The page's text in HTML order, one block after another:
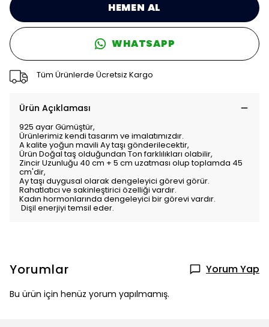
HEMEN AL
WHATSAPP
Tüm Ürünlerde Ücretsiz Kargo
Ürün Açıklaması
925 ayar Gümüştür,
Ürünlerimiz kendi tasarım ve imalatımızdır.
A kalite yoğun mavili Ay taşı gönderilecektir,
Ürün Doğal taş olduğundan Ton farklılıkları olabilir,
Zincir Uzunluğu 40 cm + 5 cm uzatması olup toplamda 45
cm'dir,
Ay taşı duygusal olarak dengeleyici görevi görür.
Rahatlatıcı ve sakinleştirici özelliği vardır.
Kadın hormonlarında dengeleyici bir görevi vardır.
Dişil enerjiyi temsil eder.
Yorumlar Yorum Yap
Bu ürün için henüz yorum yapılmamış.